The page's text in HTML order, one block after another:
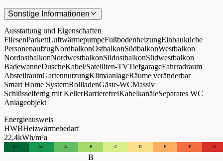
Sonstige Informationen
Ausstattung und Eigenschaften
FliesenParkettLuftwärmepumpeFußbodenheizungEinbauküche
PersonenaufzugNordbalkonOstbalkonSüdbalkonWestbalkon
NordostbalkonNordwestbalkonSüdostbalkonSüdwestbalkon
BadewanneDuscheKabel/Satelliten-TVTiefgarageFahrradraum
AbstellraumGartennutzungKlimaanlageRäume veränderbar
Smart Home SystemRollladenGäste-WCMassiv
Schlüsselfertig mit KellerBarrierefreiKabelkanäleSeparates WC
Anlageobjekt
Energieausweis
HWBHeizwärmebedarf
22,4kWh/m²a
A++ A+ A B C D E F G
B